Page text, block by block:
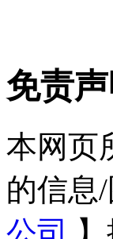
免责声
本网页
的信息
公司